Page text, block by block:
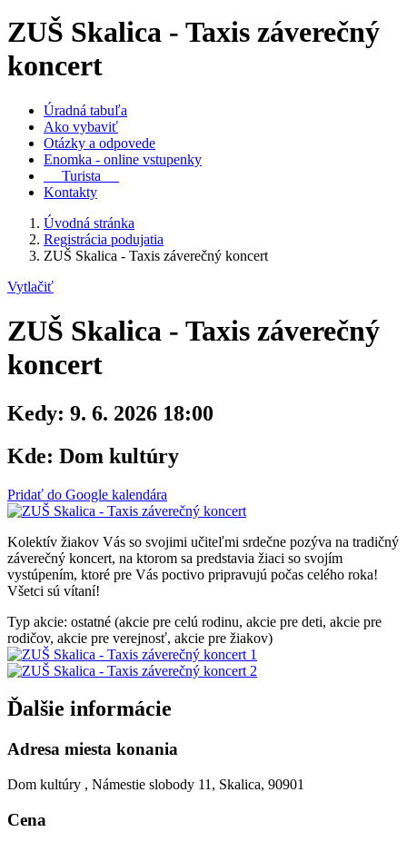
ZUŠ Skalica - Taxis záverečný
koncert
Úradná tabuľa
Ako vybaviť
Otázky a odpovede
Enomka - online vstupenky
Turista
Kontakty
Úvodná stránka
Registrácia podujatia
ZUŠ Skalica - Taxis záverečný koncert
Vytlačiť
ZUŠ Skalica - Taxis záverečný
koncert
Kedy: 9. 6. 2026 18:00
Kde: Dom kultúry
Pridať do Google kalendára
Kolektív žiakov Vás so svojimi učiteľmi srdečne pozýva na tradičný
záverečný koncert, na ktorom sa predstavia žiaci so svojím
vystúpením, ktoré pre Vás poctivo pripravujú počas celého roka!
Všetci sú vítaní!
Typ akcie: ostatné (akcie pre celú rodinu, akcie pre deti, akcie pre
rodičov, akcie pre verejnosť, akcie pre žiakov)
Ďalšie informácie
Adresa miesta konania
Dom kultúry , Námestie slobody 11, Skalica, 90901
Cena